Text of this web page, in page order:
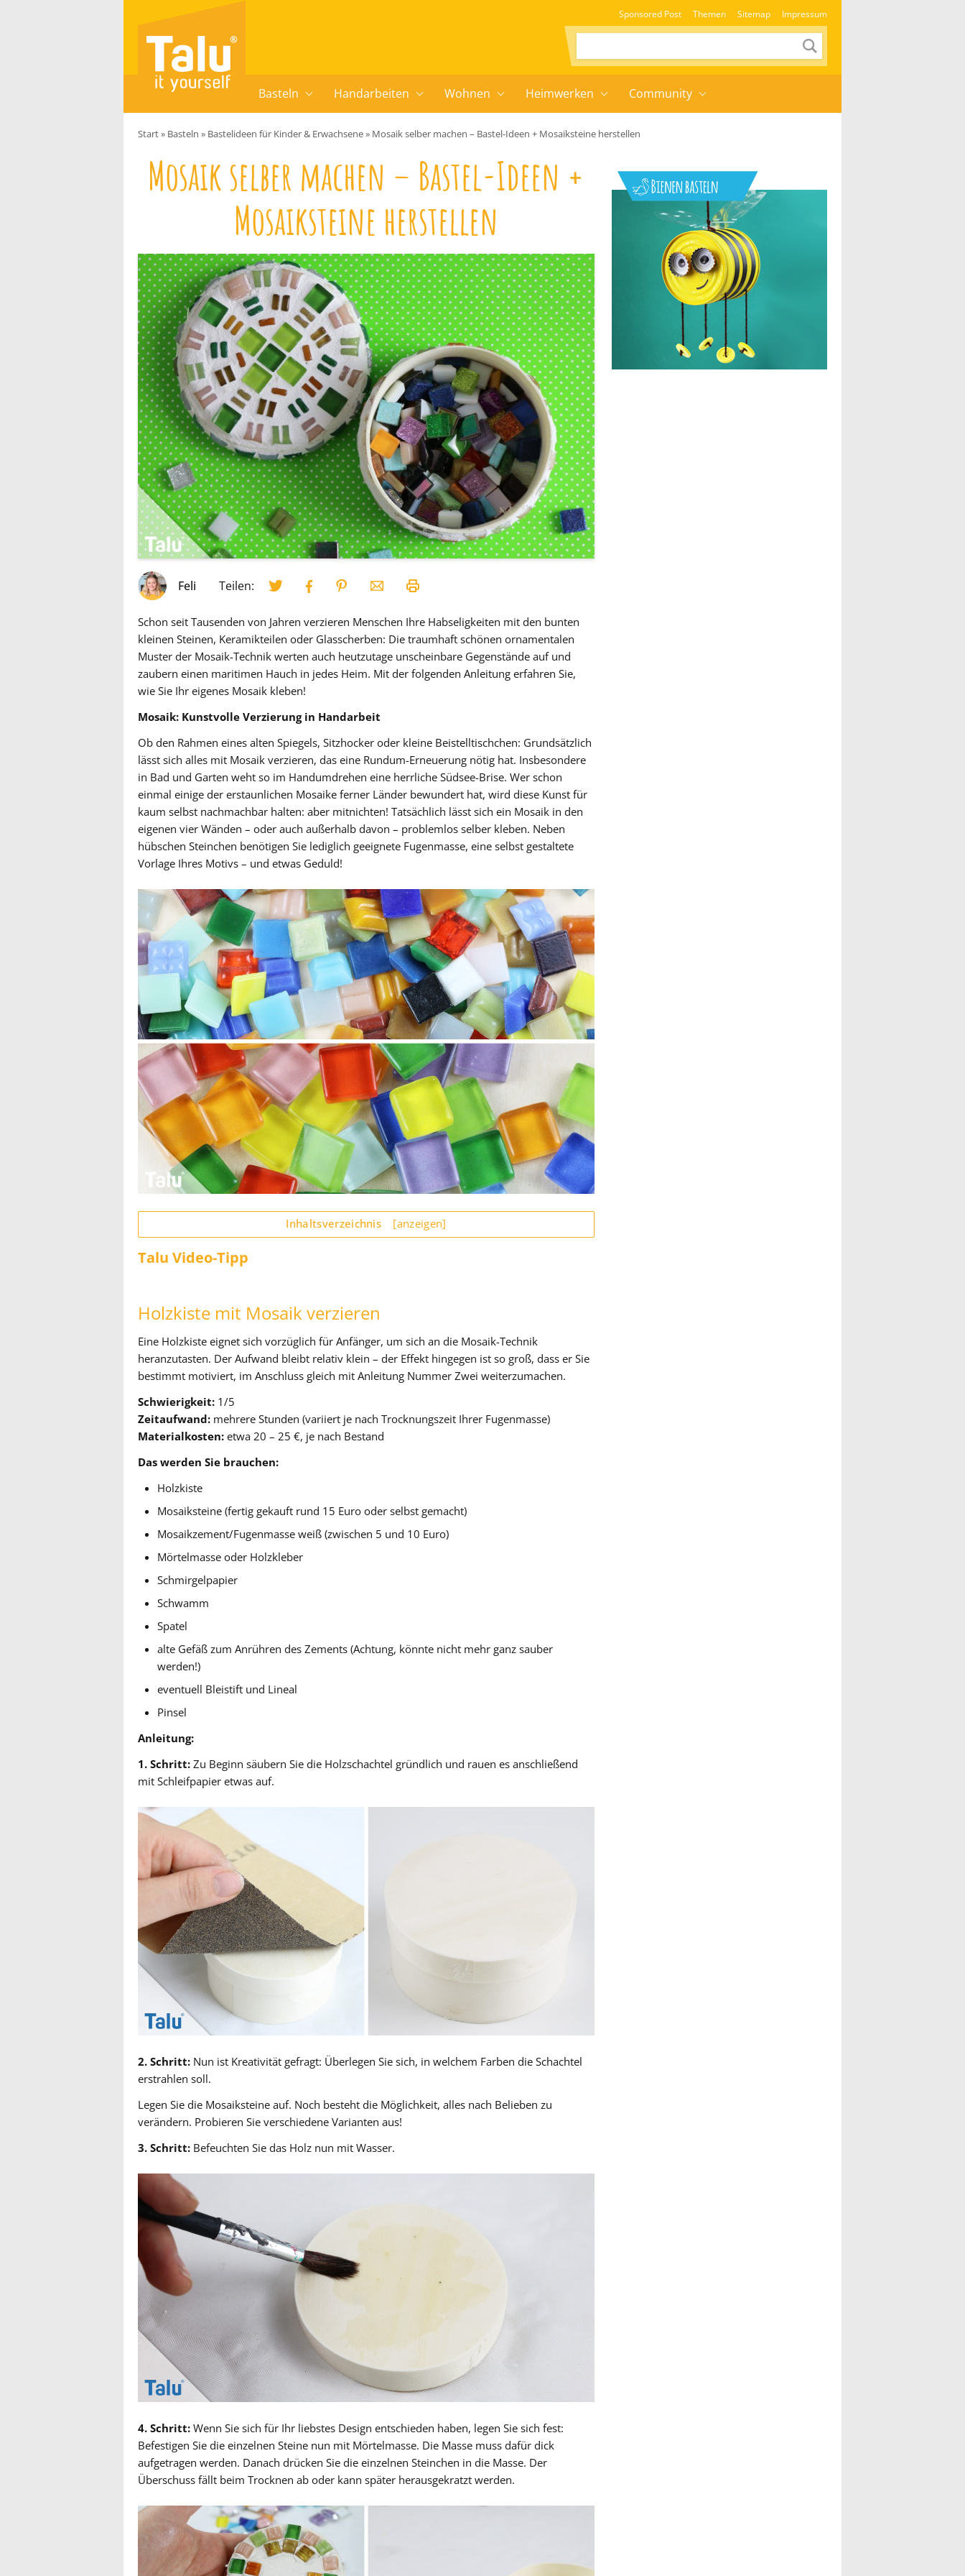
Sponsored Post Themen Sitemap Impressum
Basteln Handarbeiten Wohnen Heimwerken Community
Start» Basteln » Bastelideen für Kinder & Erwachsene» Mosaik selber machen – Bastel-Ideen + Mosaiksteine herstellen
Mosaik selber machen – Bastel-Ideen +
Mosaiksteine herstellen
Feli Teilen:
Schon seit Tausenden von Jahren verzieren Menschen Ihre Habseligkeiten mit den bunten
kleinen Steinen, Keramikteilen oder Glasscherben: Die traumhaft schönen ornamentalen
Muster der Mosaik-Technik werten auch heutzutage unscheinbare Gegenstände auf und
zaubern einen maritimen Hauch in jedes Heim. Mit der folgenden Anleitung erfahren Sie,
wie Sie Ihr eigenes Mosaik kleben!
Mosaik: Kunstvolle Verzierung in Handarbeit
Ob den Rahmen eines alten Spiegels, Sitzhocker oder kleine Beistelltischchen: Grundsätzlich
lässt sich alles mit Mosaik verzieren, das eine Rundum-Erneuerung nötig hat. Insbesondere
in Bad und Garten weht so im Handumdrehen eine herrliche Südsee-Brise. Wer schon
einmal einige der erstaunlichen Mosaike ferner Länder bewundert hat, wird diese Kunst für
kaum selbst nachmachbar halten: aber mitnichten! Tatsächlich lässt sich ein Mosaik in den
eigenen vier Wänden – oder auch außerhalb davon – problemlos selber kleben. Neben
hübschen Steinchen benötigen Sie lediglich geeignete Fugenmasse, eine selbst gestaltete
Vorlage Ihres Motivs – und etwas Geduld!
Inhaltsverzeichnis [anzeigen]
Talu Video-Tipp
Holzkiste mit Mosaik verzieren
Eine Holzkiste eignet sich vorzüglich für Anfänger, um sich an die Mosaik-Technik
heranzutasten. Der Aufwand bleibt relativ klein – der Effekt hingegen ist so groß, dass er Sie
bestimmt motiviert, im Anschluss gleich mit Anleitung Nummer Zwei weiterzumachen.
Schwierigkeit: 1/5
Zeitaufwand: mehrere Stunden (variiert je nach Trocknungszeit Ihrer Fugenmasse)
Materialkosten: etwa 20 – 25 €, je nach Bestand
Das werden Sie brauchen:
Holzkiste
Mosaiksteine (fertig gekauft rund 15 Euro oder selbst gemacht)
Mosaikzement/Fugenmasse weiß (zwischen 5 und 10 Euro)
Mörtelmasse oder Holzkleber
Schmirgelpapier
Schwamm
Spatel
alte Gefäß zum Anrühren des Zements (Achtung, könnte nicht mehr ganz sauber
werden!)
eventuell Bleistift und Lineal
Pinsel
Anleitung:
1. Schritt: Zu Beginn säubern Sie die Holzschachtel gründlich und rauen es anschließend
mit Schleifpapier etwas auf.
2. Schritt: Nun ist Kreativität gefragt: Überlegen Sie sich, in welchem Farben die Schachtel
erstrahlen soll.
Legen Sie die Mosaiksteine auf. Noch besteht die Möglichkeit, alles nach Belieben zu
verändern. Probieren Sie verschiedene Varianten aus!
3. Schritt: Befeuchten Sie das Holz nun mit Wasser.
4. Schritt: Wenn Sie sich für Ihr liebstes Design entschieden haben, legen Sie sich fest:
Befestigen Sie die einzelnen Steine nun mit Mörtelmasse. Die Masse muss dafür dick
aufgetragen werden. Danach drücken Sie die einzelnen Steinchen in die Masse. Der
Überschuss fällt beim Trocknen ab oder kann später herausgekratzt werden.